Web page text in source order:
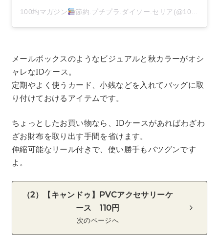
100均マガジン 節約.プチプラ.ダイソー.セリア(@100kin_mag)がシェアした投稿
メールボックスのようなビジュアルと秋カラーがオシ
ャレなIDケース。
定期やよく使うカード、小銭などを入れてバッグに取
り付けておけるアイテムです。
ちょっとしたお買い物なら、IDケースがあればわざわ
ざお財布を取り出す手間を省けます。
伸縮可能なリール付きで、使い勝手もバツグンです
よ。
（2）【キャンドゥ】PVCアクセサリーケ
ース 110円
次のページへ